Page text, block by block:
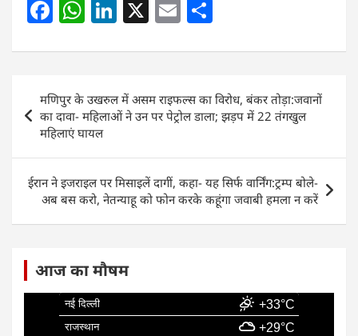
F
c
e
b
o
o
k
W
at
s
A
p
p
Li
k
e
dI
X E
ai
l
ar
e
Post
navigation
मणिपुर के उखरुल में असम राइफल्स का विरोध, बंकर तोड़ा:जवानों
का दावा- महिलाओं ने उन पर पेट्रोल डाला; झड़प में 22 तंगखुल
महिलाएं घायल
ईरान ने इजराइल पर मिसाइलें दागीं, कहा- यह सिर्फ वार्निंग:ट्रम्प बोले-
अब बस करो, नेतन्याहू को फोन करके कहूंगा जवाबी हमला न करें
आज का मौषम
नई दिल्ली +33°C
राजस्थान +29°C